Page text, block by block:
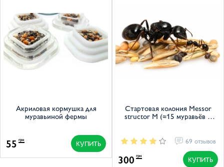
Акриловая кормушка для
муравьиной фермы
55 грн КУПИТЬ
Стартовая колония Messor
structor M (≈15 муравьёв +
69 отзывов
300 грн КУПИТЬ